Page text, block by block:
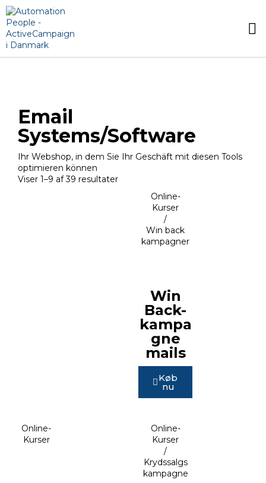
Email
Systems/Software
Ihr Webshop, in dem Sie Ihr Geschäft mit diesen Tools
optimieren können
Viser 1–9 af 39 resultater
Online-
Kurser
/
Win back
kampagner
Win
Back-
kampa
gne
mails
Køb
nu
Online-
Kurser
Online-
Kurser
/
Krydssalgs
kampagne